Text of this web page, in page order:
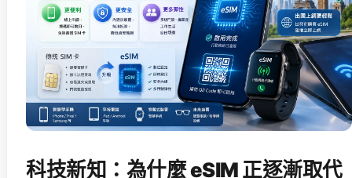
科技新知：為什麼 eSIM 正逐漸取代